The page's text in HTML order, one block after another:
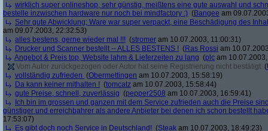
wirklich super onlineshop, sehr günstig, meißtens eine gute auswahl und
bestelle inzwischen hardware nur noch bei mindfactory :) (Bangee am
Sehr gute Abwicklung; Ware war super verpackt, eine Beschädigung des
am 09.07.2003, 22:32:53)
alles bestens, gerne wieder mal !!! (stromer am 10.07.2003, 11:00:31)
Drucker und Scanner bestellt -- ALLES BESTENS ! (Ras Rossi am
Angebot & Preis top, Website lahm & Lieferzeiten zu lang (plc am
Vom Autor zurückgezogen oder Autor hat seine Registrierung nicht bestätigt (
vollständig zufrieden (Obermettingen am 10.07.2003, 15:58:19)
Da kann keiner mithalten ! (tomcatz am 10.07.2003, 15:58:44)
gute Preise, schnell, zuverlässig (pepper2508 am 10.07.2003, 16:59:41)
Ich bin im grossen und ganzen mit dem Service zufrieden auch die Preise
günstiger und erreichbahrer als andere Anbieter bei denen ich schon bestellt
17:53:07)
Es gibt doch noch Service in Deutschland! (Steak am 10.07.2003, 18:49:23)